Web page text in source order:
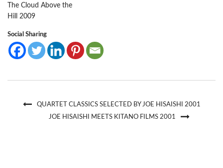
The Cloud Above the
Hill 2009
Social Sharing
QUARTET CLASSICS SELECTED BY JOE HISAISHI 2001
JOE HISAISHI MEETS KITANO FILMS 2001